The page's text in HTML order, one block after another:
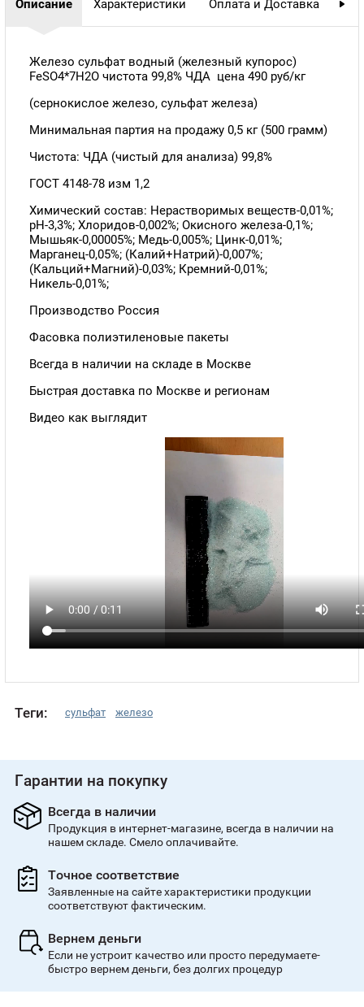
Описание Характеристики Оплата и Доставка
Железо сульфат водный (железный купорос)
FeSO4*7H2O чистота 99,8% ЧДА цена 490 руб/кг
(сернокислое железо, сульфат железа)
Минимальная партия на продажу 0,5 кг (500 грамм)
Чистота: ЧДА (чистый для анализа) 99,8%
ГОСТ 4148-78 изм 1,2
Химический состав: Нерастворимых веществ-0,01%;
pH-3,3%; Хлоридов-0,002%; Окисного железа-0,1%;
Мышьяк-0,00005%; Медь-0,005%; Цинк-0,01%;
Марганец-0,05%; (Калий+Натрий)-0,007%;
(Кальций+Магний)-0,03%; Кремний-0,01%;
Никель-0,01%;
Производство Россия
Фасовка полиэтиленовые пакеты
Всегда в наличии на складе в Москве
Быстрая доставка по Москве и регионам
Видео как выглядит
Гарантии на покупку
Всегда в наличии
Продукция в интернет-магазине, всегда в наличии на
нашем складе. Смело оплачивайте.
Точное соответствие
Заявленные на сайте характеристики продукции
соответствуют фактическим.
Вернем деньги
Если не устроит качество или просто передумаете-
быстро вернем деньги, без долгих процедур
Теги: сульфат железо